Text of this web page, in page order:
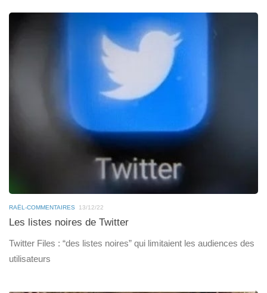
RAËL-COMMENTAIRES 13/12/22
Les listes noires de Twitter
Twitter Files : “des listes noires” qui limitaient les audiences des
utilisateurs